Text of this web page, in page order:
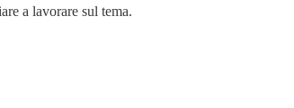
a lavorare sul tema.